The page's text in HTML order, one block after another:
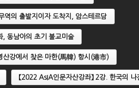
역의 출발지이자 도착지, 암스테르담
, 동남아의 초기 불교미술
산강에서 찾은 마한(馬韓) 항시(港市)
【2022 AsIA인문자산강좌】 2강. 한국의 나